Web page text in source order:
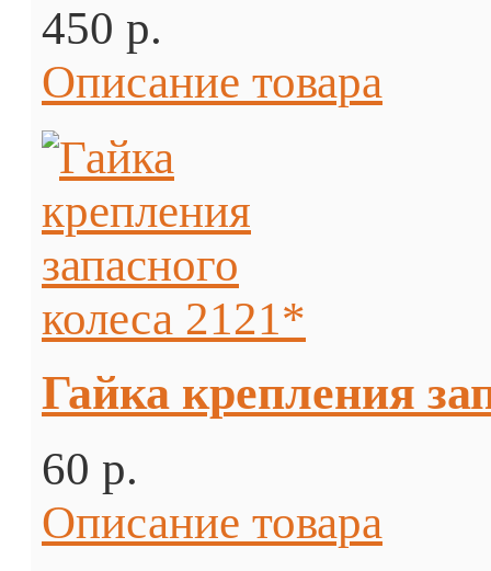
450 p.
Описание товара
Гайка крепления
60 p.
Описание товара